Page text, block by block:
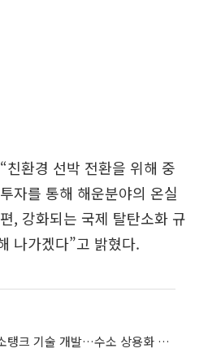
친환경 선박 전환을 위해 중
자를 통해 해운분야의 온실
, 강화되는 국제 탈탄소화 규
나가겠다”고 밝혔다.
HD현대, 선박용 액화수소탱크 기술 개발…수소 상용화 앞당긴다